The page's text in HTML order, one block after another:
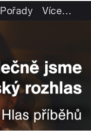
Pořady Více…